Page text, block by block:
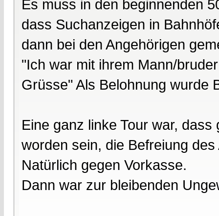
Es muss in den beginnenden
dass Suchanzeigen in
dann bei den Angehörigen
"Ich war mit ihrem Mann/
Grüsse" Als Belohnung wurde
Eine ganz linke Tour war,
worden sein, die Befreiung
Natürlich gegen Vorkasse.
Dann war zur bleibenden